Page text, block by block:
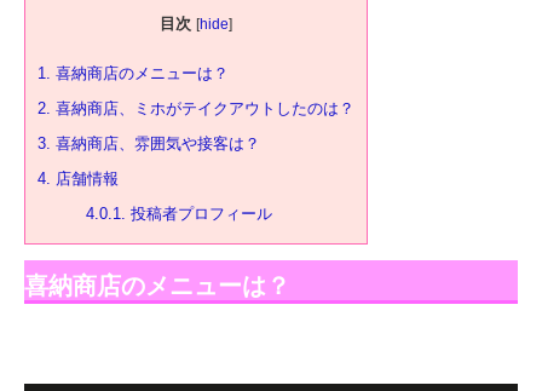
目次 [hide]
1. 喜納商店のメニューは？
2. 喜納商店、ミホがテイクアウトしたのは？
3. 喜納商店、雰囲気や接客は？
4. 店舗情報
4.0.1. 投稿者プロフィール
喜納商店のメニューは？